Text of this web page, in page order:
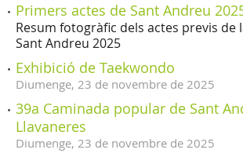
Primers actes de Sant Andreu
Resum fotogràfic dels actes previs de
Sant Andreu 2025
Exhibició de Taekwondo
Diumenge, 23 de novembre de 2025
39a Caminada popular de Sant
Llavaneres
Diumenge, 23 de novembre de 2025